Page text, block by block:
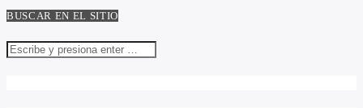
BUSCAR EN EL SITIO